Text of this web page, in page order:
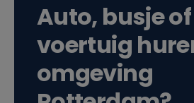
Auto, busje
voertuig
omgeving